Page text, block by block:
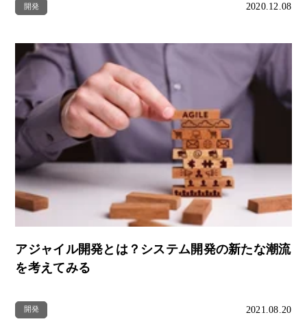
開発 2020.12.08
アジャイル開発とは？システム開発の新たな潮流
を考えてみる
開発 2021.08.20